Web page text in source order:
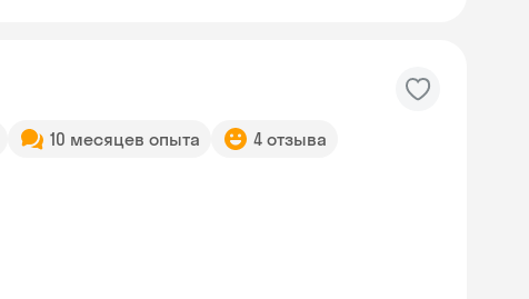
10 месяцев опыта 4 отзыва